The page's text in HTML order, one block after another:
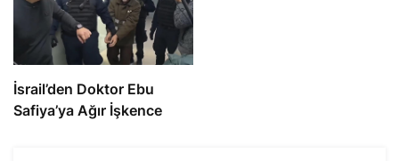
İsrail’den Doktor Ebu
Safiya’ya Ağır İşkence